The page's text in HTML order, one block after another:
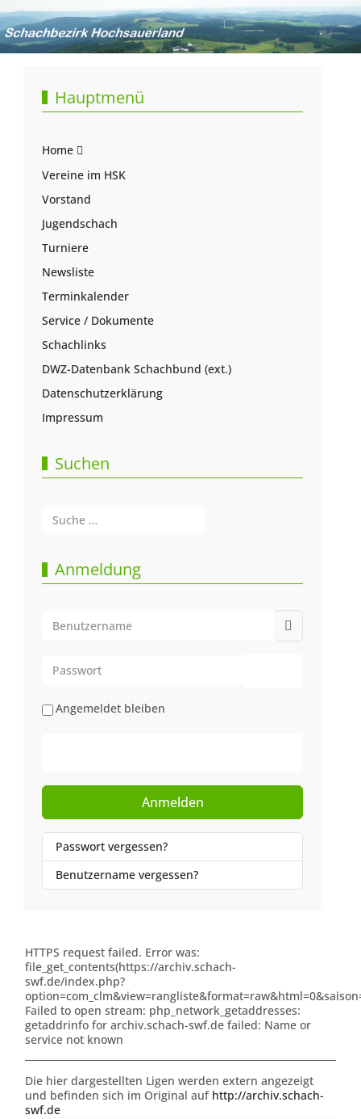
Hauptmenü
Home
Vereine im HSK
Vorstand
Jugendschach
Turniere
Newsliste
Terminkalender
Service / Dokumente
Schachlinks
DWZ-Datenbank Schachbund (ext.)
Datenschutzerklärung
Impressum
Suchen
Anmeldung
Angemeldet bleiben
Anmelden
Passwort vergessen?
Benutzername vergessen?
HTTPS request failed. Error was:
file_get_contents(https://archiv.schach-
swf.de/index.php?
Failed to open stream: php_network_getaddresses:
getaddrinfo for archiv.schach-swf.de failed: Name or
service not known
Die hier dargestellten Ligen werden extern angezeigt
und befinden sich im Original auf http://archiv.schach-
swf.de